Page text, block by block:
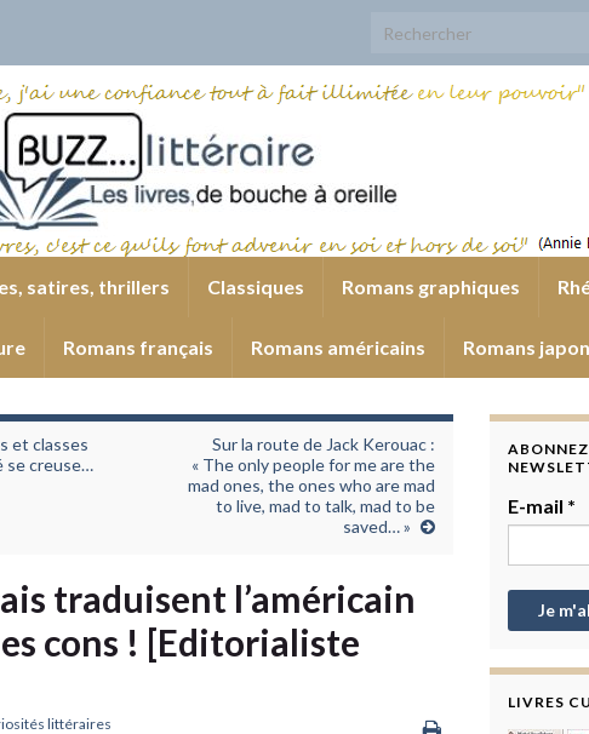
Search for:
satires, thrillers Classiques Romans graphiques
Romans français Romans américains Romans
et classes
se creuse…
Sur la route de Jack Kerouac :
« The only people for me are the
mad ones, the ones who are mad
to live, mad to talk, mad to be
saved… »
traduisent l’américain
cons ! [Editorialiste
littéraires
E-mail *
LIVRES